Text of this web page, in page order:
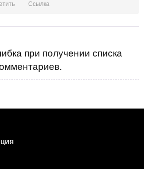
Ссылка
при получении списка